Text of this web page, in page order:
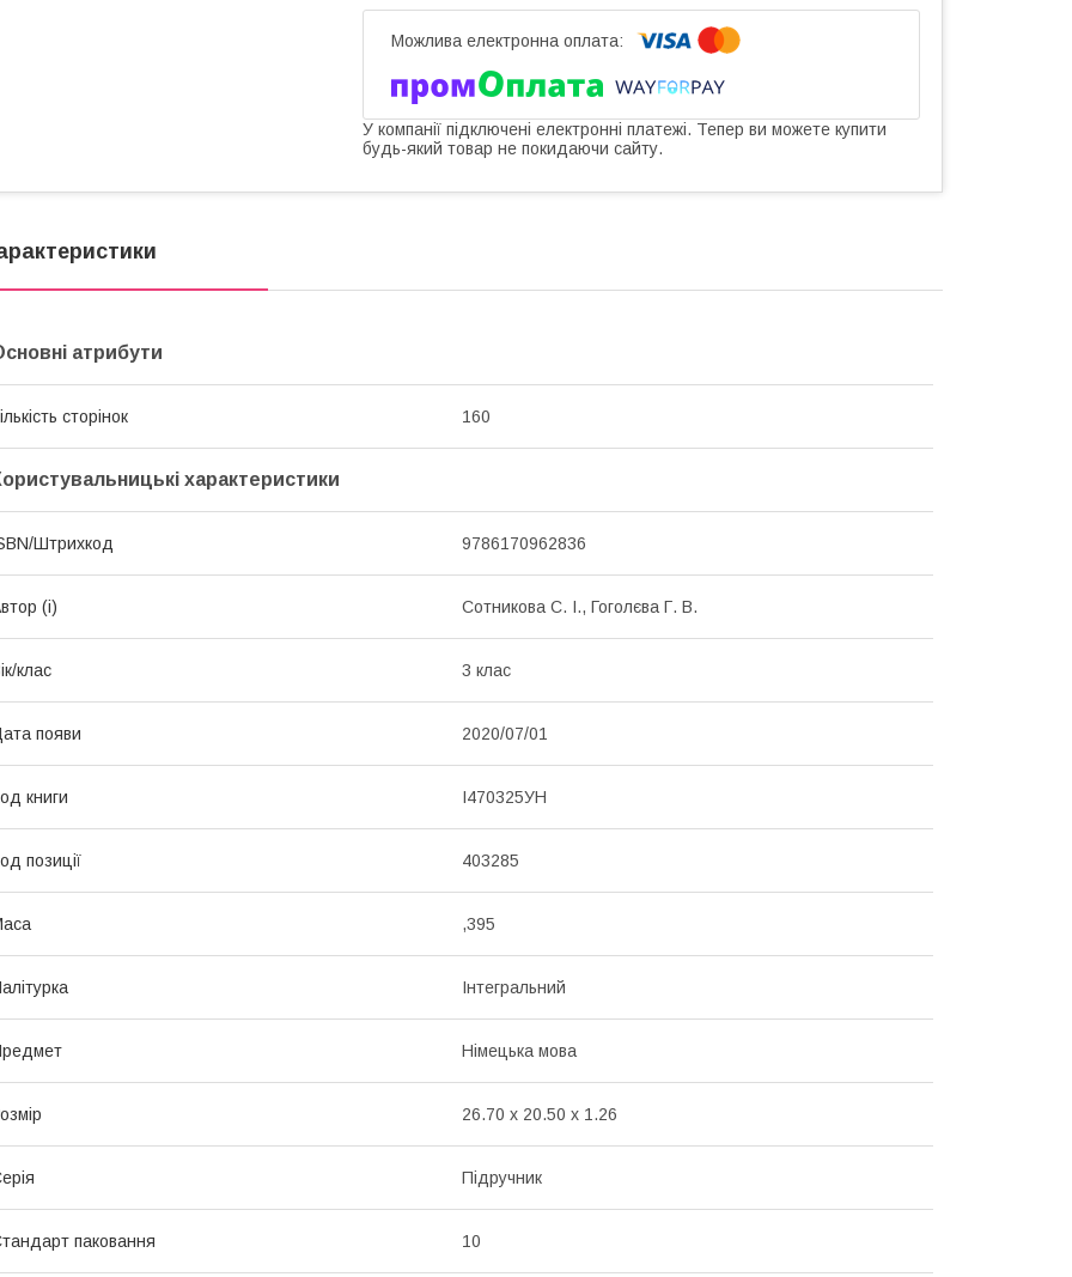
У компанії підключені електронні платежі. Тепер ви можете купити
будь-який товар не покидаючи сайту.
атрибути
сторінок 160
характеристики
Штрихкод 9786170962836
(і) Сотникова С. І., Гоголєва Г. В.
клас 3 клас
появи 2020/07/01
книги І470325УН
позиції 403285
,395
Інтегральний
Німецька мова
26.70 x 20.50 x 1.26
Підручник
паковання 10